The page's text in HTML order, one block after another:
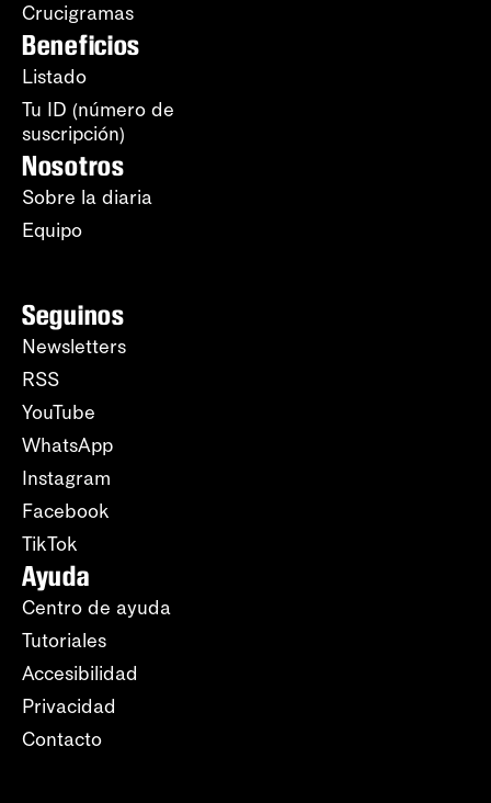
Crucigramas
Beneficios
Listado
Tu ID (número de
suscripción)
Nosotros
Sobre la diaria
Equipo
Seguinos
Newsletters
RSS
YouTube
WhatsApp
Instagram
Facebook
TikTok
Ayuda
Centro de ayuda
Tutoriales
Accesibilidad
Privacidad
Contacto